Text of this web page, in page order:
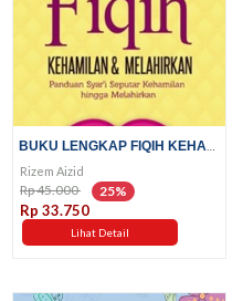
Rizem Aizid
Rp 45.000 25%
Rp 33.750
Lihat Detail